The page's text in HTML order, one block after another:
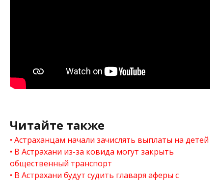
Читайте также
Астраханцам начали зачислять выплаты на детей
В Астрахани из-за ковида могут закрыть
общественный транспорт
В Астрахани будут судить главаря аферы с